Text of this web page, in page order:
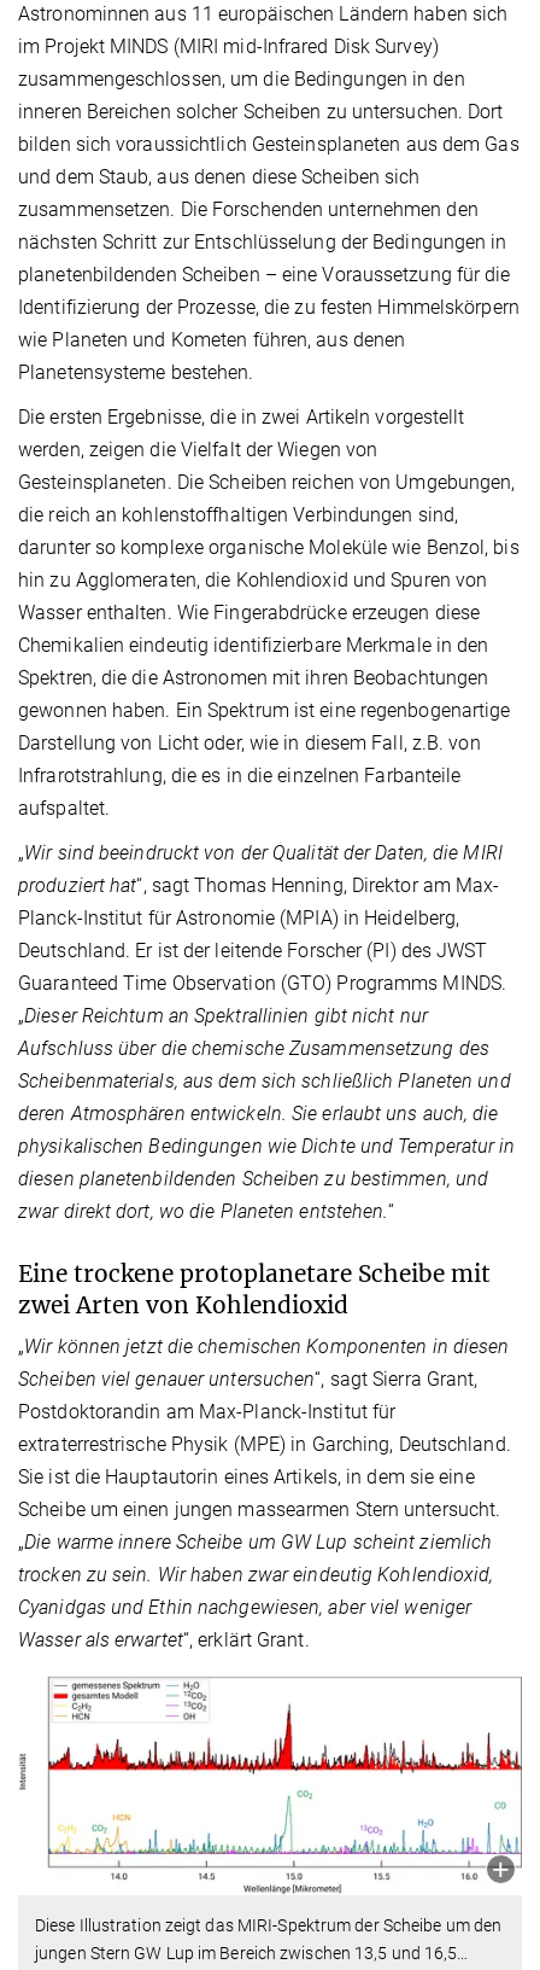
Astronominnen aus 11 europäischen Ländern haben sich
im Projekt MINDS (MIRI mid-Infrared Disk Survey)
zusammengeschlossen, um die Bedingungen in den
inneren Bereichen solcher Scheiben zu untersuchen. Dort
bilden sich voraussichtlich Gesteinsplaneten aus dem Gas
und dem Staub, aus denen diese Scheiben sich
zusammensetzen. Die Forschenden unternehmen den
nächsten Schritt zur Entschlüsselung der Bedingungen in
planetenbildenden Scheiben – eine Voraussetzung für die
Identifizierung der Prozesse, die zu festen Himmelskörpern
wie Planeten und Kometen führen, aus denen
Planetensysteme bestehen.
Die ersten Ergebnisse, die in zwei Artikeln vorgestellt
werden, zeigen die Vielfalt der Wiegen von
Gesteinsplaneten. Die Scheiben reichen von Umgebungen,
die reich an kohlenstoffhaltigen Verbindungen sind,
darunter so komplexe organische Moleküle wie Benzol, bis
hin zu Agglomeraten, die Kohlendioxid und Spuren von
Wasser enthalten. Wie Fingerabdrücke erzeugen diese
Chemikalien eindeutig identifizierbare Merkmale in den
Spektren, die die Astronomen mit ihren Beobachtungen
gewonnen haben. Ein Spektrum ist eine regenbogenartige
Darstellung von Licht oder, wie in diesem Fall, z.B. von
Infrarotstrahlung, die es in die einzelnen Farbanteile
aufspaltet.
„Wir sind beeindruckt von der Qualität der Daten, die MIRI
produziert hat“, sagt Thomas Henning, Direktor am Max-
Planck-Institut für Astronomie (MPIA) in Heidelberg,
Deutschland. Er ist der leitende Forscher (PI) des JWST
Guaranteed Time Observation (GTO) Programms MINDS.
„Dieser Reichtum an Spektrallinien gibt nicht nur
Aufschluss über die chemische Zusammensetzung des
Scheibenmaterials, aus dem sich schließlich Planeten und
deren Atmosphären entwickeln. Sie erlaubt uns auch, die
physikalischen Bedingungen wie Dichte und Temperatur in
diesen planetenbildenden Scheiben zu bestimmen, und
zwar direkt dort, wo die Planeten entstehen.“
Eine trockene protoplanetare Scheibe mit
zwei Arten von Kohlendioxid
„Wir können jetzt die chemischen Komponenten in diesen
Scheiben viel genauer untersuchen“, sagt Sierra Grant,
Postdoktorandin am Max-Planck-Institut für
extraterrestrische Physik (MPE) in Garching, Deutschland.
Sie ist die Hauptautorin eines Artikels, in dem sie eine
Scheibe um einen jungen massearmen Stern untersucht.
„Die warme innere Scheibe um GW Lup scheint ziemlich
trocken zu sein. Wir haben zwar eindeutig Kohlendioxid,
Cyanidgas und Ethin nachgewiesen, aber viel weniger
Wasser als erwartet“, erklärt Grant.
Diese Illustration zeigt das MIRI-Spektrum der Scheibe um den
jungen Stern GW Lup im Bereich zwischen 13,5 und 16,5